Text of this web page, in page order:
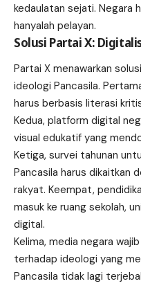
kedaulatan sejati. Negara
hanyalah pelayan.
Solusi Partai X:
Partai X menawarkan
ideologi Pancasila.
harus berbasis literasi
Kedua, platform digital
visual edukatif yang
Ketiga, survei tahunan
Pancasila harus dikaitkan
rakyat. Keempat,
masuk ke ruang sekolah,
digital.
Kelima, media negara
terhadap ideologi yang
Pancasila tidak lagi